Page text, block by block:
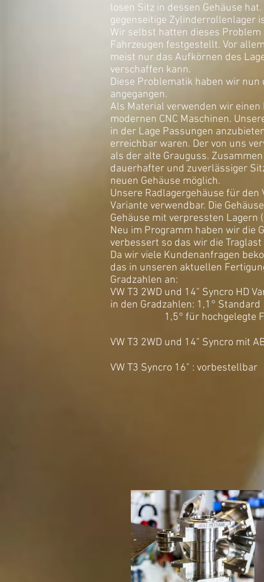
losen Sitz in dessen Gehäuse
gegenseitige Zylinderrollenlager
Wir selbst hatten dieses
Fahrzeugen festgestellt. Vor
meist nur das Aufkörnen des
verschaffen kann.
Diese Problematik haben wir
angegangen.
Als Material verwenden wir
modernen CNC Maschinen.
in der Lage Passungen
erreichbar waren. Der von uns
als der alte Grauguss.
dauerhafter und zuverlässiger
neuen Gehäuse möglich.
Unsere Radlagergehäuse für
Variante verwendbar. Die
Gehäuse mit verpressten Lagern
Neu im Programm haben wir die
verbessert so das wir die
Da wir viele Kundenanfragen
das in unseren aktuellen
Gradzahlen an:
VW T3 2WD und 14" Syncro HD
in den
1,5° für
VW T3 2WD und 14"
VW T3 Syncro